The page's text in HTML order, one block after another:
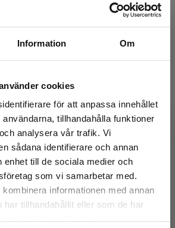
Information Om
cookies
för att anpassa innehållet
tillhandahålla funktioner
analysera vår trafik. Vi
sådana identifierare och annan
enhet till de sociala medier och
som vi samarbetar med.
informationen med annan
har tillhandahållit eller som de har
fraktregion
att du besöker
via en enhet utanför Sverige.
Mikael m.fl. (red.)
krinkl. moms
moms: 269 kr